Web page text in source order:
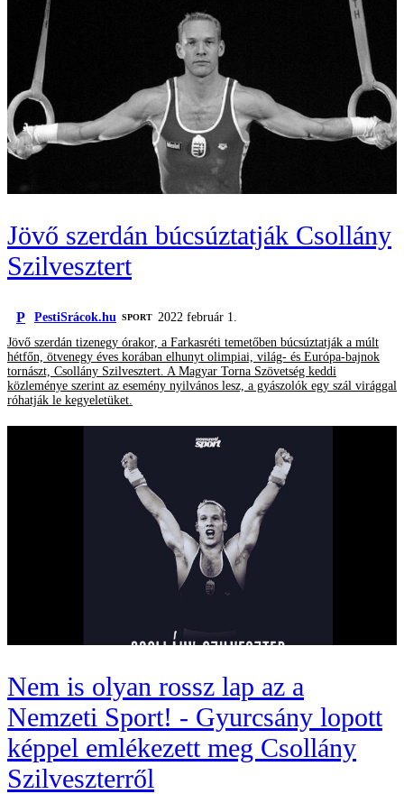
Jövő szerdán búcsúztatják Csollány
Szilvesztert
P PestiSrácok.hu SPORT 2022 február 1.
Jövő szerdán tizenegy órakor, a Farkasréti temetőben búcsúztatják a múlt
hétfőn, ötvenegy éves korában elhunyt olimpiai, világ- és Európa-bajnok
tornászt, Csollány Szilvesztert. A Magyar Torna Szövetség keddi
közleménye szerint az esemény nyilvános lesz, a gyászolók egy szál virággal
róhatják le kegyeletüket.
Nem is olyan rossz lap az a
Nemzeti Sport! - Gyurcsány lopott
képpel emlékezett meg Csollány
Szilveszterről